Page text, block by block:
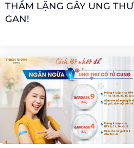
THẦM LẶNG GÂY UNG THƯ
GAN!